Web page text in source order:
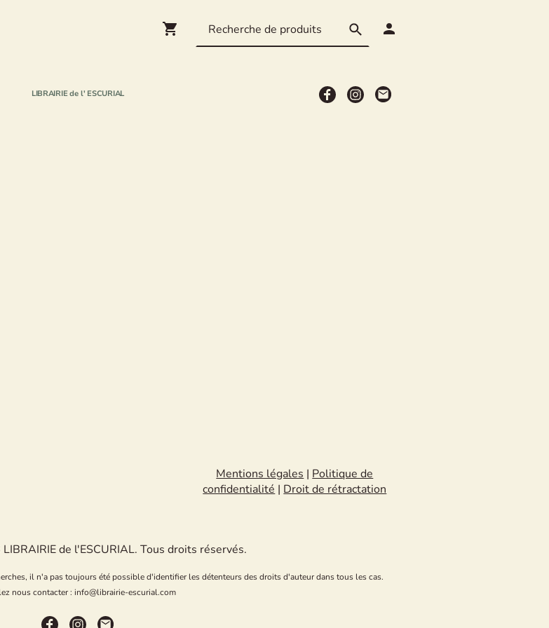
LIBRAIRIE de l' ESCURIAL
Mentions légales|Politique de
confidentialité|Droit de rétractation
de l'ESCURIAL. Tous droits réservés.
il n'a pas toujours été possible d'identifier les détenteurs des droits d'auteur dans tous les cas.
nous contacter : info@librairie-escurial.com